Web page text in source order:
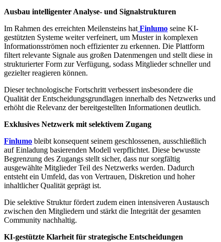
Ausbau intelligenter Analyse- und Signalstrukturen
Im Rahmen des erreichten Meilensteins hat Finlumo seine KI-
gestützten Systeme weiter verfeinert, um Muster in komplexen
Informationsströmen noch effizienter zu erkennen. Die Plattform
filtert relevante Signale aus großen Datenmengen und stellt diese in
strukturierter Form zur Verfügung, sodass Mitglieder schneller und
gezielter reagieren können.
Dieser technologische Fortschritt verbessert insbesondere die
Qualität der Entscheidungsgrundlagen innerhalb des Netzwerks und
erhöht die Relevanz der bereitgestellten Informationen deutlich.
Exklusives Netzwerk mit selektivem Zugang
Finlumo bleibt konsequent seinem geschlossenen, ausschließlich
auf Einladung basierenden Modell verpflichtet. Diese bewusste
Begrenzung des Zugangs stellt sicher, dass nur sorgfältig
ausgewählte Mitglieder Teil des Netzwerks werden. Dadurch
entsteht ein Umfeld, das von Vertrauen, Diskretion und hoher
inhaltlicher Qualität geprägt ist.
Die selektive Struktur fördert zudem einen intensiveren Austausch
zwischen den Mitgliedern und stärkt die Integrität der gesamten
Community nachhaltig.
KI-gestützte Klarheit für strategische Entscheidungen